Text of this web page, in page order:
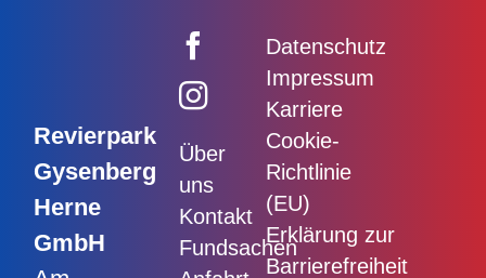
Revierpark
Gysenberg
Herne
GmbH
Über
uns
Kontakt
Fundsachen
Datenschutz
Impressum
Karriere
Cookie-
Richtlinie
(EU)
Erklärung zur
Barrierefreiheit